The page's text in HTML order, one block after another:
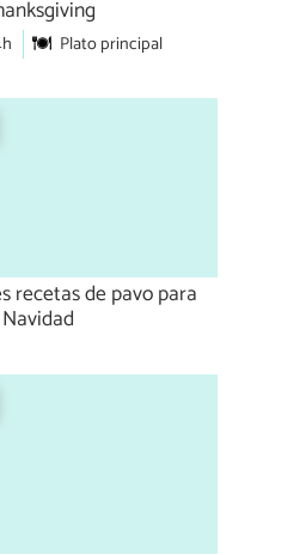
Plato principal
recetas de pavo para
Navidad